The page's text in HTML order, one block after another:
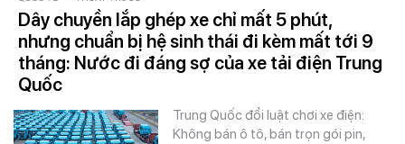
Dây chuyền lắp ghép xe chỉ mất 5 phút,
nhưng chuẩn bị hệ sinh thái đi kèm mất tới 9
tháng: Nước đi đáng sợ của xe tải điện Trung
Quốc
Trung Quốc đổi luật chơi xe điện:
Không bán ô tô, bán trọn gói pin,